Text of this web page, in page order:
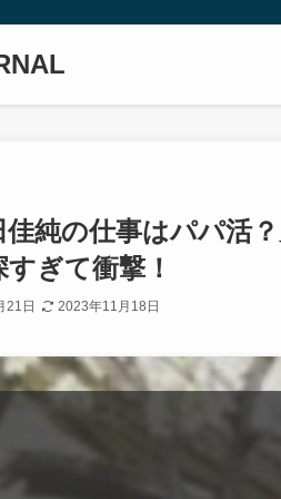
佳純の仕事はパパ活
すぎて衝撃！
21日 2023年11月18日